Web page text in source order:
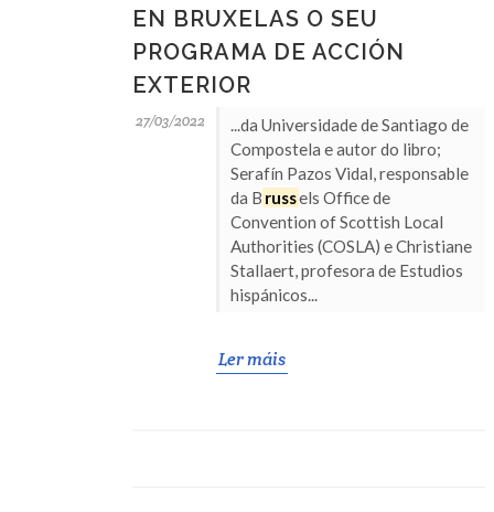
EN BRUXELAS O SEU
PROGRAMA DE ACCIÓN
EXTERIOR
27/03/2022
...da Universidade de Santiago de
Compostela e autor do libro;
Serafín Pazos Vidal, responsable
da B russels Office de
Convention of Scottish Local
Authorities (COSLA) e Christiane
Stallaert, profesora de Estudios
hispánicos...
Ler máis